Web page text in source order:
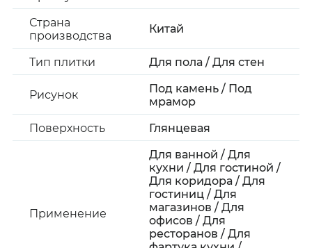
Страна
производства
Китай
Тип плитки Для пола / Для стен
Рисунок
Под камень / Под
мрамор
Поверхность
Глянцевая
Применение
Для ванной / Для
кухни / Для гостиной /
Для коридора / Для
гостиниц / Для
магазинов / Для
офисов / Для
ресторанов / Для